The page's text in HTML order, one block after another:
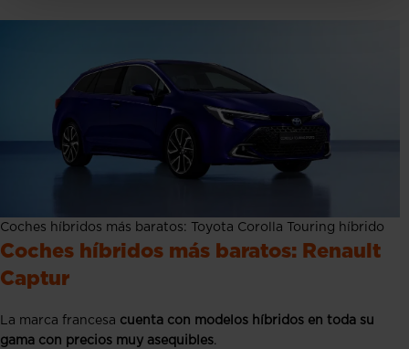
Coches híbridos más baratos: Toyota Corolla Touring híbrido
Coches híbridos más baratos: Renault
Captur
La marca francesa cuenta con modelos híbridos en toda su
gama con precios muy asequibles.